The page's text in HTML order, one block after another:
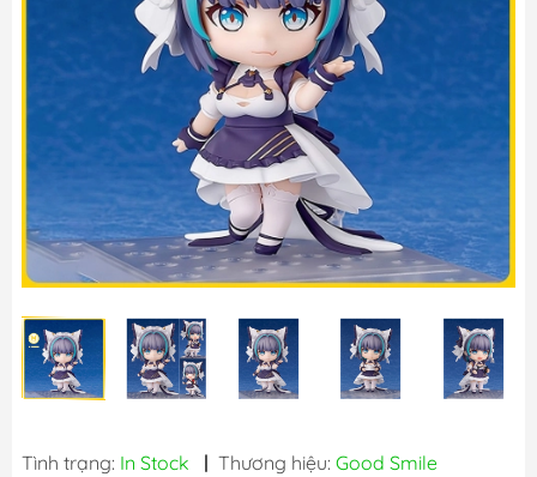
Tình trạng: In Stock | Thương hiệu: Good Smile